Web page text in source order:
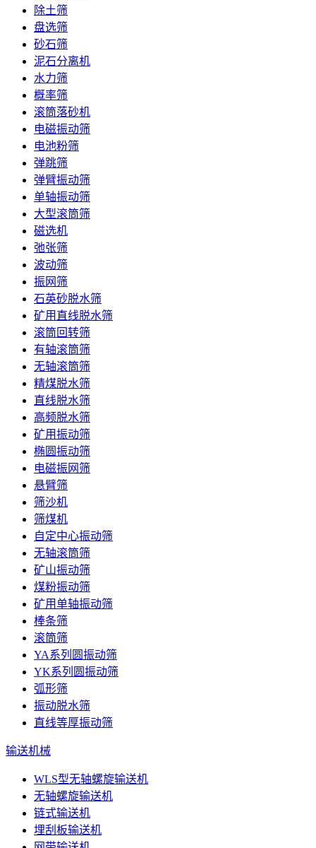
除土筛
盘选筛
砂石筛
泥石分离机
水力筛
概率筛
滚筒落砂机
电磁振动筛
电池粉筛
弹跳筛
弹臂振动筛
单轴振动筛
大型滚筒筛
磁选机
弛张筛
波动筛
振网筛
石英砂脱水筛
矿用直线脱水筛
滚筒回转筛
有轴滚筒筛
无轴滚筒筛
精煤脱水筛
直线脱水筛
高频脱水筛
矿用振动筛
椭圆振动筛
电磁振网筛
悬臂筛
筛沙机
筛煤机
自定中心振动筛
无轴滚筒筛
矿山振动筛
煤粉振动筛
矿用单轴振动筛
棒条筛
滚筒筛
YA系列圆振动筛
YK系列圆振动筛
弧形筛
振动脱水筛
直线等厚振动筛
输送机械
WLS型无轴螺旋输送机
无轴螺旋输送机
链式输送机
埋刮板输送机